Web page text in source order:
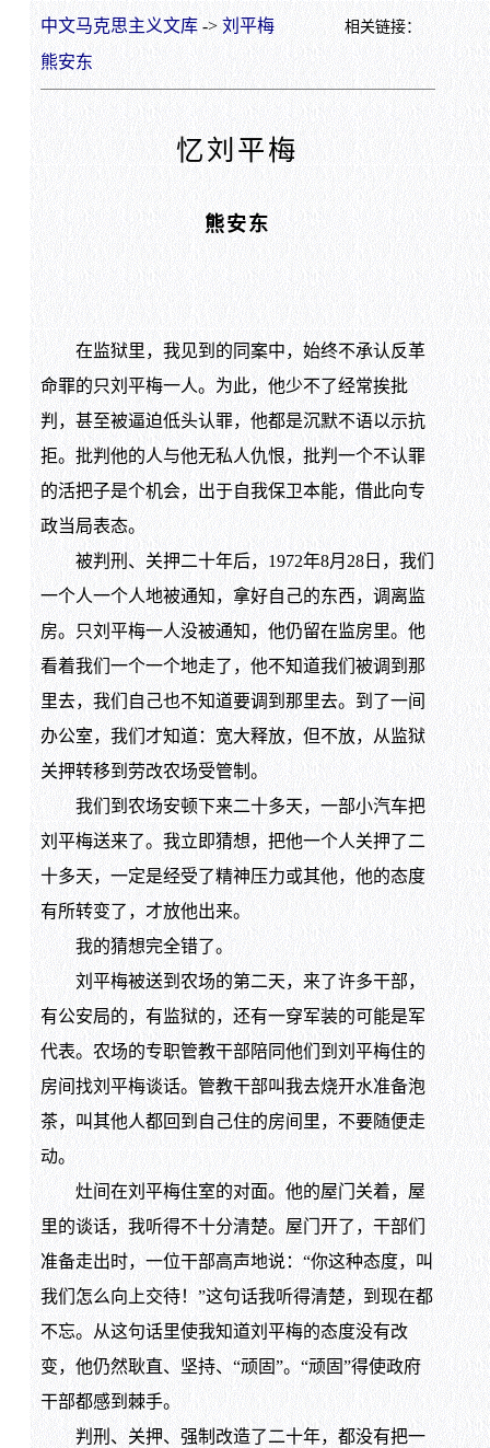
中文马克思主义文库-> 刘平梅 相关链接：
熊安东
忆刘平梅
熊安东
在监狱里，我见到的同案中，始终不承认反革
命罪的只刘平梅一人。为此，他少不了经常挨批
判，甚至被逼迫低头认罪，他都是沉默不语以示抗
拒。批判他的人与他无私人仇恨，批判一个不认罪
的活把子是个机会，出于自我保卫本能，借此向专
政当局表态。
被判刑、关押二十年后，1972年8月28日，我们
一个人一个人地被通知，拿好自己的东西，调离监
房。只刘平梅一人没被通知，他仍留在监房里。他
看着我们一个一个地走了，他不知道我们被调到那
里去，我们自己也不知道要调到那里去。到了一间
办公室，我们才知道：宽大释放，但不放，从监狱
关押转移到劳改农场受管制。
我们到农场安顿下来二十多天，一部小汽车把
刘平梅送来了。我立即猜想，把他一个人关押了二
十多天，一定是经受了精神压力或其他，他的态度
有所转变了，才放他出来。
我的猜想完全错了。
刘平梅被送到农场的第二天，来了许多干部，
有公安局的，有监狱的，还有一穿军装的可能是军
代表。农场的专职管教干部陪同他们到刘平梅住的
房间找刘平梅谈话。管教干部叫我去烧开水准备泡
茶，叫其他人都回到自己住的房间里，不要随便走
动。
灶间在刘平梅住室的对面。他的屋门关着，屋
里的谈话，我听得不十分清楚。屋门开了，干部们
准备走出时，一位干部高声地说：“你这种态度，叫
我们怎么向上交待！”这句话我听得清楚，到现在都
不忘。从这句话里使我知道刘平梅的态度没有改
变，他仍然耿直、坚持、“顽固”。“顽固”得使政府
干部都感到棘手。
判刑、关押、强制改造了二十年，都没有把一